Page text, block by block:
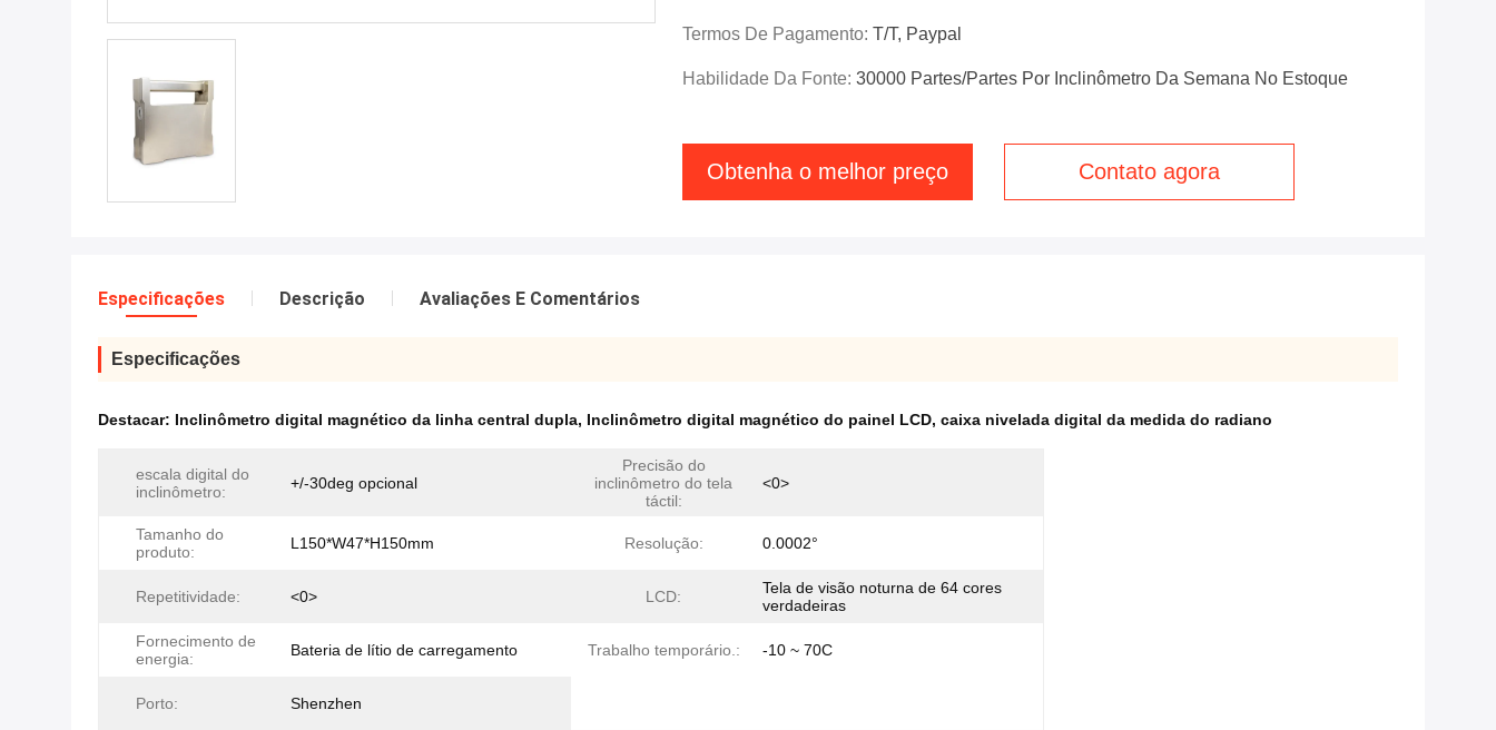
Termos De Pagamento: T/T, Paypal
Habilidade Da Fonte: 30000 Partes/partes Por Inclinômetro Da Semana No Estoque
Obtenha o melhor preço Contato agora
Especificações Descrição Avaliações E Comentários
Especificações
Destacar: Inclinômetro digital magnético da linha central dupla, Inclinômetro digital magnético do painel LCD, caixa nivelada digital da medida do radiano
escala digital do
inclinômetro:
+/-30deg opcional
Precisão do
inclinômetro do tela
táctil:
<0>
Tamanho do
produto:
L150*W47*H150mm Resolução: 0.0002°
Repetitividade: <0> LCD:
Tela de visão noturna de 64 cores
verdadeiras
Fornecimento de
energia:
Bateria de lítio de carregamento Trabalho temporário.: -10 ~ 70C
Porto: Shenzhen